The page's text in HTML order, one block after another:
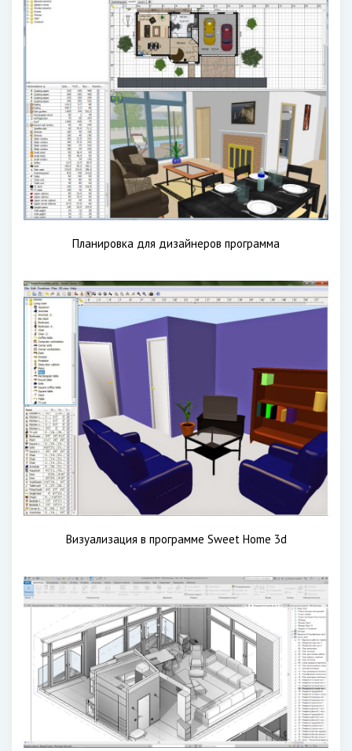
Планировка для дизайнеров программа
Визуализация в программе Sweet Home 3d